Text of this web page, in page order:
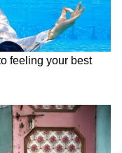
উন্নতি হবে।